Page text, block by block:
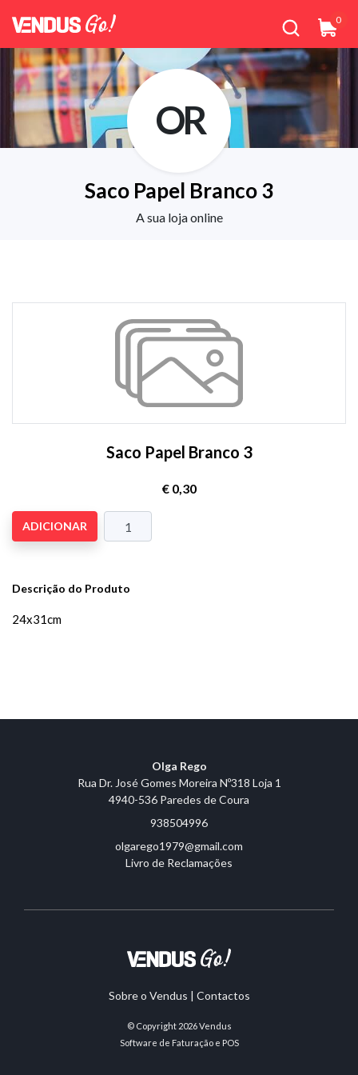
0
OR
Saco Papel Branco 3
A sua loja online
Saco Papel Branco 3
€ 0,30
ADICIONAR
Descrição do Produto
24x31cm
Olga Rego
Rua Dr. José Gomes Moreira Nº318 Loja 1
4940-536 Paredes de Coura
938504996
olgarego1979@gmail.com
Livro de Reclamações
Sobre o Vendus | Contactos
© Copyright 2026Vendus
Software de Faturação e POS